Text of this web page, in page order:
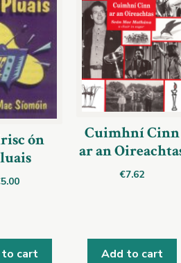
ón
5.00
cart
Cuimhní Cinn
ar an
€7.62
Add to cart